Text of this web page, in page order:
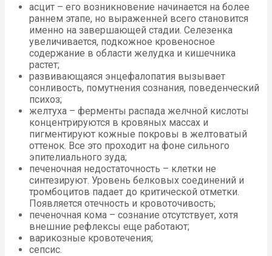
асцит – его возникновение начинается на более
раннем этапе, но выраженней всего становится
именно на завершающей стадии. Селезенка
увеличивается, подкожное кровеносное
содержание в области желудка и кишечника
растет;
развивающаяся энцефалопатия вызывает
сонливость, помутнения сознания, поведенческий
психоз;
желтуха – ферменты распада желчной кислоты
концентрируются в кровяных массах и
пигментируют кожные покровы в желтоватый
оттенок. Все это проходит на фоне сильного
эпителиального зуда;
печеночная недостаточность – клетки не
синтезируют. Уровень белковых соединений и
тромбоцитов падает до критической отметки.
Появляется отечность и кровоточивость;
печеночная кома – сознание отсутствует, хотя
внешние рефлексы еще работают;
варикозные кровотечения;
сепсис.